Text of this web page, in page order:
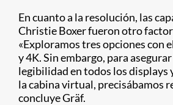
En cuanto a la resolución, las
Christie Boxer fueron otro
«Exploramos tres opciones con
y 4K. Sin embargo, para
legibilidad en todos los displays
la cabina virtual, precisábamos
concluye Gräf.